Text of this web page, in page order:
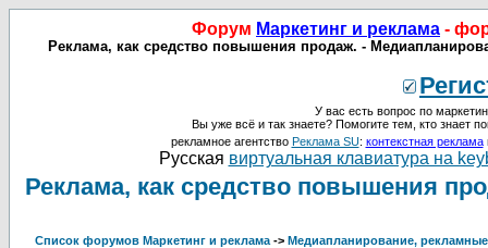
Форум Маркетинг и реклама -
Реклама, как средство повышения продаж. -
У вас есть вопрос по
Вы уже всё и так знаете? Помогите тем, кто знает
рекламное агентство Реклама SU: контекстная реклама
Русская виртуальная клавиатура на
Реклама, как средство повышения
Список форумов Маркетинг и реклама -> Медиапланирование,